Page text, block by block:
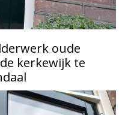
oude
kerkewijk te